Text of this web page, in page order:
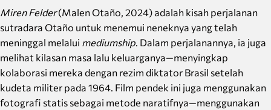
Miren Felder(Malen Otaño, 2024) adalah kisah perjalanan
sutradara Otaño untuk menemui neneknya yang telah
meninggal melalui mediumship . Dalam perjalanannya, ia juga
melihat kilasan masa lalu keluarganya—menyingkap
kolaborasi mereka dengan rezim diktator Brasil setelah
kudeta militer pada 1964. Film pendek ini juga menggunakan
fotografi statis sebagai metode naratifnya—menggunakan